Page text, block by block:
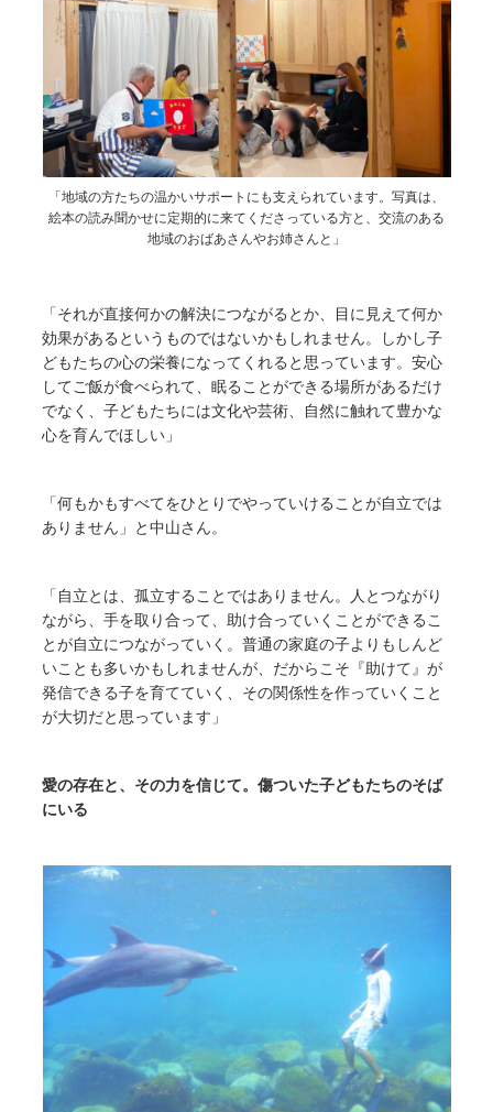
「地域の方たちの温かいサポートにも支えられています。写真は、
絵本の読み聞かせに定期的に来てくださっている方と、交流のある
地域のおばあさんやお姉さんと」
「それが直接何かの解決につながるとか、目に見えて何か
効果があるというものではないかもしれません。しかし子
どもたちの心の栄養になってくれると思っています。安心
してご飯が食べられて、眠ることができる場所があるだけ
でなく、子どもたちには文化や芸術、自然に触れて豊かな
心を育んでほしい」
「何もかもすべてをひとりでやっていけることが自立では
ありません」と中山さん。
「自立とは、孤立することではありません。人とつながり
ながら、手を取り合って、助け合っていくことができるこ
とが自立につながっていく。普通の家庭の子よりもしんど
いことも多いかもしれませんが、だからこそ『助けて』が
発信できる子を育てていく、その関係性を作っていくこと
が大切だと思っています」
愛の存在と、その力を信じて。傷ついた子どもたちのそば
にいる